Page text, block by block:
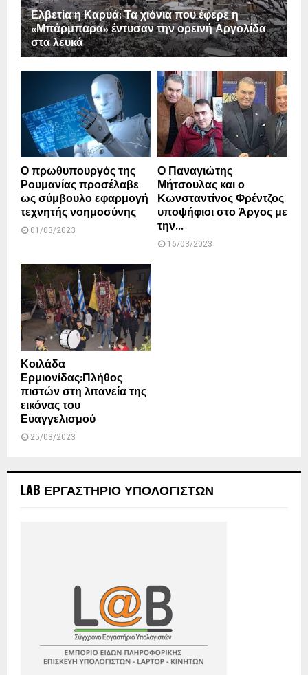
Ελβετία η Καρυά: Τα χιόνια που έφερε η
«Μπάρμπαρα» έντυσαν την ορεινή Αργολίδα
στα λευκά
Ο πρωθυπουργός της
Ρουμανίας προσέλαβε
ως σύμβουλο εφαρμογή
τεχνητής νοημοσύνης
01/03/2023
Ο Παναγιώτης
Μήτσουλας και ο
Κωνσταντίνος Φρέντζος
υποψήφιοι στο Άργος με
την...
16/03/2023
Κοιλάδα
Ερμιονίδας:Πλήθος
πιστών στη λιτανεία της
εικόνας του
Ευαγγελισμού
25/03/2023
LAB ΕΡΓΑΣΤΗΡΙΟ ΥΠΟΛΟΓΙΣΤΩΝ